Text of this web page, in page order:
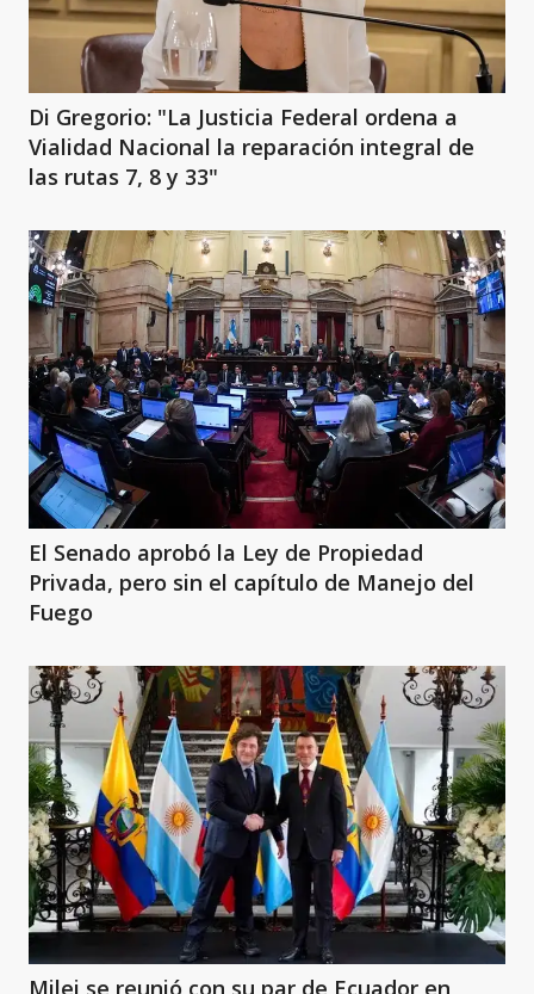
Di Gregorio: "La Justicia Federal ordena a
Vialidad Nacional la reparación integral de
las rutas 7, 8 y 33"
El Senado aprobó la Ley de Propiedad
Privada, pero sin el capítulo de Manejo del
Fuego
Milei se reunió con su par de Ecuador en